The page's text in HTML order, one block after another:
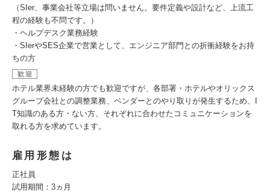
（SIer、事業会社等立場は問いません。要件定義や設計など、上流工
程の経験も不問です。）
・ヘルプデスク業務経験
・SIerやSES企業で営業として、エンジニア部門との折衝経験をお持
ちの方
歓迎
ホテル業界未経験の方でも歓迎ですが、各部署・ホテルやオリックス
グループ会社との調整業務、ベンダーとのやり取りが発生するため、I
T知識のある方・ない方、それぞれに合わせたコミュニケーションを
取れる方を求めています。
雇用形態は
正社員
試用期間：3ヵ月